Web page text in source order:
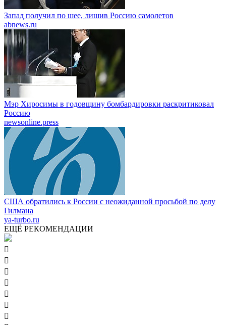
Запад получил по шее, лишив Россию самолетов
abnews.ru
Мэр Хиросимы в годовщину бомбардировки раскритиковал
Россию
newsonline.press
США обратились к России с неожиданной просьбой по делу
Гилмана
ya-turbo.ru
ЕЩЁ РЕКОМЕНДАЦИИ






